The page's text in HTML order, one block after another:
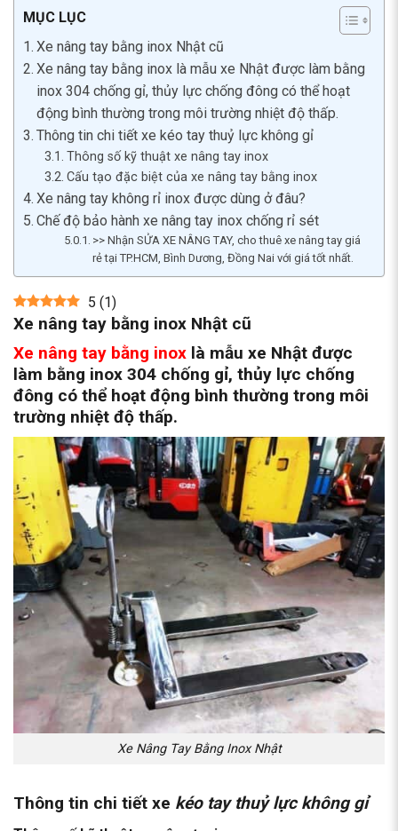
MỤC LỤC
Xe nâng tay bằng inox Nhật cũ
Xe nâng tay bằng inox là mẫu xe Nhật được làm bằng
inox 304 chống gỉ, thủy lực chống đông có thể hoạt
động bình thường trong môi trường nhiệt độ thấp.
Thông tin chi tiết xe kéo tay thuỷ lực không gỉ
Thông số kỹ thuật xe nâng tay inox
Cấu tạo đặc biệt của xe nâng tay bằng inox
Xe nâng tay không rỉ inox được dùng ở đâu?
Chế độ bảo hành xe nâng tay inox chống rỉ sét
>> Nhận SỬA XE NÂNG TAY, cho thuê xe nâng tay giá
rẻ tại TP.HCM, Bình Dương, Đồng Nai với giá tốt nhất.
5 (1)
Xe nâng tay bằng inox Nhật cũ
Xe nâng tay bằng inox là mẫu xe Nhật được
làm bằng inox 304 chống gỉ, thủy lực chống
đông có thể hoạt động bình thường trong môi
trường nhiệt độ thấp.
Xe Nâng Tay Bằng Inox Nhật
Thông tin chi tiết xe kéo tay thuỷ lực không gỉ